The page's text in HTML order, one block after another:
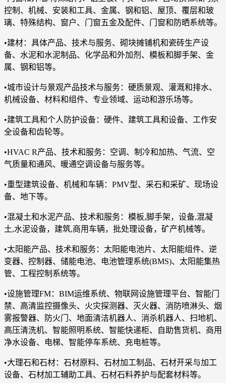
控制、机械、安装和工具、金属、钢和铝、屋顶、覆层和玻
璃、特殊结构、窗户、门窗五金及配件、门窗和防晒系统等。
•建材：具体产品、技术与服务、砌块摊铺机和瓷砖生产设
备、水泥和水泥制品、化学品和外加剂、模板和脚手架、金
属、钢和铝等。
•城市设计与景观产品技术与服务：硬质景观、灌溉和排水、
机械设备、材料和组件、专业领域、运动和游乐场等。
•建筑工具和个人防护设备：硬件、建筑工具和设备、工作安
全设备和齿轮等。
•HVAC R产品、技术和服务：空调、制冷和加热、气流、空
气质量和通风、暖通空调设备与服务等。
•重型建筑设备、机械和车辆：PMV型、采石和采矿、现场设
备、地下等。
•混凝土和水泥产品、技术和服务：模板,脚手架，设备,混凝
土,水泥设备，建筑,商用车辆，批处理设备，矿产机械等。
•太阳能产品、技术和服务：太阳能电池片、太阳能组件、逆
变器、控制器、储能电池、电池管理系统(BMS)、太阳能集热
管、工程控制系统等。
•设施管理FM：BIM运维系统、物联网设施管理平台、智能门
禁、高清监控摄像头、火灾探测器、灭火器、消防喷淋头、烟
雾报警器、防火门、地面清洁机器人、消杀机器人、扫地机、
高压清洗机、智能照明系统、智能快递柜、自助售货机、商用
净水设备、电梯、智能停车系统、充电桩等。
•大理石和石材：石材原料、石材加工制品、石材开采与加工
设备、石材加工辅助工具、石材石料养护与配套材料等。